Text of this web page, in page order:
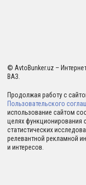
© AvtoBunker.uz –
ВАЗ.
Продолжая работу с
Пользовательского
использование сайтом
целях функционирования
статистических
релевантной рекламной
и интересов.